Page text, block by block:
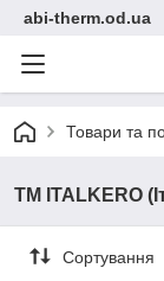
abi-therm.od.ua
Товари та
TM ITALKERO
Сортування